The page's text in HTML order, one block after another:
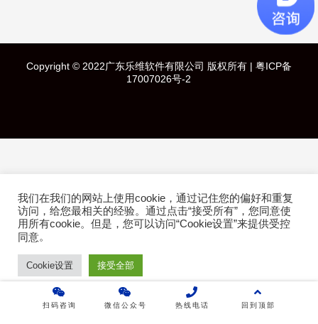
技术白皮书
关于乐维
乐维社区
Copyright © 2022广东乐维软件有限公司 版权所有 | 粤ICP备
17007026号-2
扫码咨询 微信公众号 热线电话 回到顶部
我们在我们的网站上使用cookie，通过记住您的偏好和重复
访问，给您最相关的经验。通过点击“接受所有”，您同意使
用所有cookie。但是，您可以访问“Cookie设置”来提供受控
同意。
Cookie设置 接受全部